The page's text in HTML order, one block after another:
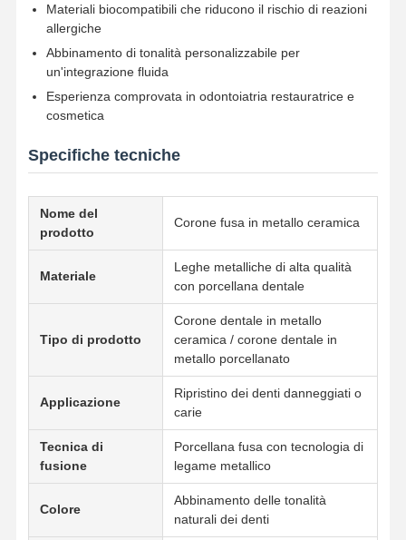
Casa Prodotti Chi Siamo Fatory Tour
Materiali biocompatibili che riducono il rischio di reazioni
allergiche
Abbinamento di tonalità personalizzabile per
un'integrazione fluida
Esperienza comprovata in odontoiatria restauratrice e
cosmetica
Specifiche tecniche
Nome del
prodotto
Corone fusa in metallo ceramica
Materiale
Leghe metalliche di alta qualità
con porcellana dentale
Tipo di prodotto
Corone dentale in metallo
ceramica / corone dentale in
metallo porcellanato
Applicazione
Ripristino dei denti danneggiati o
carie
Tecnica di
fusione
Porcellana fusa con tecnologia di
legame metallico
Colore
Abbinamento delle tonalità
naturali dei denti